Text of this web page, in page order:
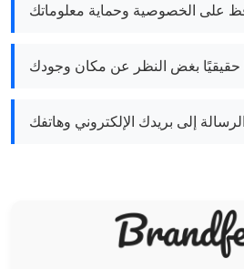
على الخصوصية وحماية معلوماتك
حقيقيًا بغض النظر عن مكان وجودك
إلى بريدك الإلكتروني وهاتفك